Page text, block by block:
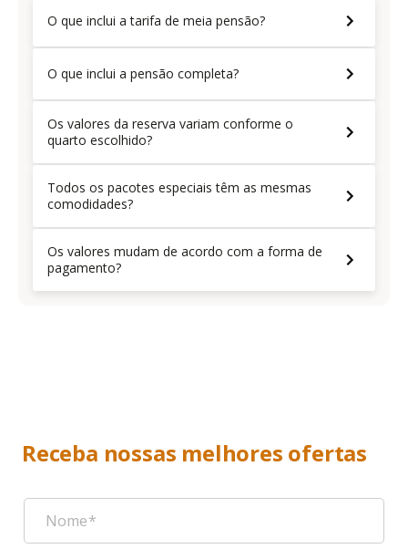
O que inclui a tarifa de meia pensão?
O que inclui a pensão completa?
Os valores da reserva variam conforme o
quarto escolhido?
Todos os pacotes especiais têm as mesmas
comodidades?
Os valores mudam de acordo com a forma de
pagamento?
Receba nossas melhores ofertas